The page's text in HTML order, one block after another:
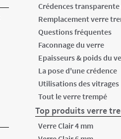
Crédences
Remplacement verre
Questions fréquentes
Faconnage du verre
Epaisseurs & poids du
La pose d'une crédence
Utilisations des vitrages
Tout le verre trempé
Top produits verre
Verre Clair 4 mm